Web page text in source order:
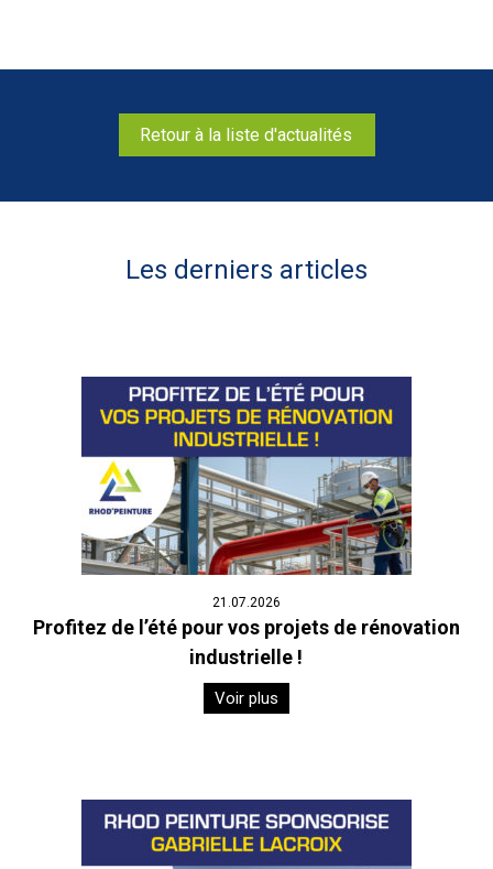
Retour à la liste d'actualités
Les derniers articles
21.07.2026
Profitez de l’été pour vos projets de rénovation
industrielle !
Voir plus